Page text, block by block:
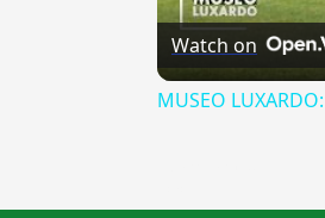
Watch on
MUSEO